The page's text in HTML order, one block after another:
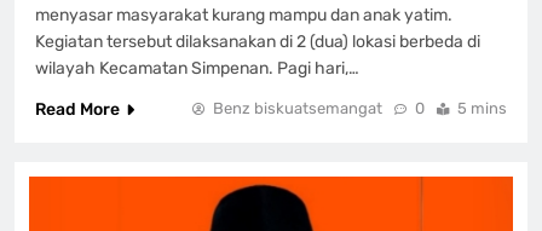
menyasar masyarakat kurang mampu dan anak yatim.
Kegiatan tersebut dilaksanakan di 2 (dua) lokasi berbeda di
wilayah Kecamatan Simpenan. Pagi hari,…
Read More
Benz biskuatsemangat 0 5 mins